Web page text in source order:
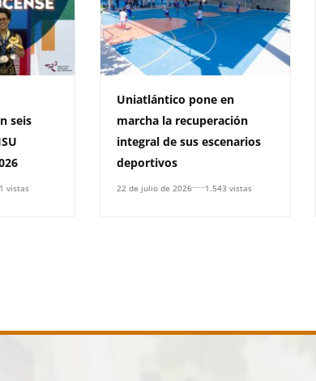
seis
vistas
Uniatlántico pone en
marcha la recuperación
integral de sus escenarios
deportivos
22 de julio de 2026 1.543 vistas